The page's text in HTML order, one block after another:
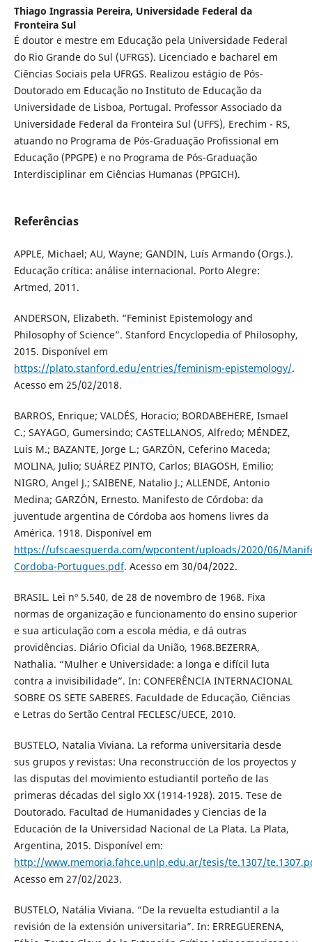
Thiago Ingrassia Pereira, Universidade Federal da
Fronteira Sul
É doutor e mestre em Educação pela Universidade Federal
do Rio Grande do Sul (UFRGS). Licenciado e bacharel em
Ciências Sociais pela UFRGS. Realizou estágio de Pós-
Doutorado em Educação no Instituto de Educação da
Universidade de Lisboa, Portugal. Professor Associado da
Universidade Federal da Fronteira Sul (UFFS), Erechim - RS,
atuando no Programa de Pós-Graduação Profissional em
Educação (PPGPE) e no Programa de Pós-Graduação
Interdisciplinar em Ciências Humanas (PPGICH).
Referências
APPLE, Michael; AU, Wayne; GANDIN, Luís Armando (Orgs.).
Educação crítica: análise internacional. Porto Alegre:
Artmed, 2011.
ANDERSON, Elizabeth. “Feminist Epistemology and
Philosophy of Science”. Stanford Encyclopedia of Philosophy,
2015. Disponível em
https://plato.stanford.edu/entries/feminism-epistemology/.
Acesso em 25/02/2018.
BARROS, Enrique; VALDÉS, Horacio; BORDABEHERE, Ismael
C.; SAYAGO, Gumersindo; CASTELLANOS, Alfredo; MÉNDEZ,
Luis M.; BAZANTE, Jorge L.; GARZÓN, Ceferino Maceda;
MOLINA, Julio; SUÁREZ PINTO, Carlos; BIAGOSH, Emilio;
NIGRO, Angel J.; SAIBENE, Natalio J.; ALLENDE, Antonio
Medina; GARZÓN, Ernesto. Manifesto de Córdoba: da
juventude argentina de Córdoba aos homens livres da
América. 1918. Disponível em
https://ufscaesquerda.com/wpcontent/uploads/2020/06/
Cordoba-Portugues.pdf. Acesso em 30/04/2022.
BRASIL. Lei nº 5.540, de 28 de novembro de 1968. Fixa
normas de organização e funcionamento do ensino superior
e sua articulação com a escola média, e dá outras
providências. Diário Oficial da União, 1968.BEZERRA,
Nathalia. “Mulher e Universidade: a longa e difícil luta
contra a invisibilidade”. In: CONFERÊNCIA INTERNACIONAL
SOBRE OS SETE SABERES. Faculdade de Educação, Ciências
e Letras do Sertão Central FECLESC/UECE, 2010.
BUSTELO, Natalia Viviana. La reforma universitaria desde
sus grupos y revistas: Una reconstrucción de los proyectos y
las disputas del movimiento estudiantil porteño de las
primeras décadas del siglo XX (1914-1928). 2015. Tese de
Doutorado. Facultad de Humanidades y Ciencias de la
Educación de la Universidad Nacional de La Plata. La Plata,
Argentina, 2015. Disponível em:
http://www.memoria.fahce.unlp.edu.ar/tesis/te.1307/
Acesso em 27/02/2023.
BUSTELO, Natália Viviana. “De la revuelta estudiantil a la
revisión de la extensión universitaria”. In: ERREGUERENA,